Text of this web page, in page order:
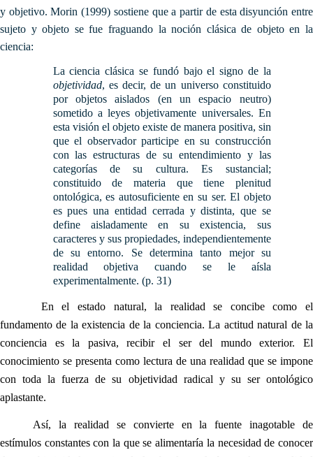
y objetivo. Morin (1999) sostiene que a partir de esta disyunción entre
sujeto y objeto se fue fraguando la noción clásica de objeto en la
ciencia:
La ciencia clásica se fundó bajo el signo de la
objetividad, es decir, de un universo constituido
por objetos aislados (en un espacio neutro)
sometido a leyes objetivamente universales. En
esta visión el objeto existe de manera positiva, sin
que el observador participe en su construcción
con las estructuras de su entendimiento y las
categorías de su cultura. Es sustancial;
constituido de materia que tiene plenitud
ontológica, es autosuficiente en su ser. El objeto
es pues una entidad cerrada y distinta, que se
define aisladamente en su existencia, sus
caracteres y sus propiedades, independientemente
de su entorno. Se determina tanto mejor su
realidad objetiva cuando se le aísla
experimentalmente. (p. 31)
En el estado natural, la realidad se concibe como el
fundamento de la existencia de la conciencia. La actitud natural de la
conciencia es la pasiva, recibir el ser del mundo exterior. El
conocimiento se presenta como lectura de una realidad que se impone
con toda la fuerza de su objetividad radical y su ser ontológico
aplastante.
Así, la realidad se convierte en la fuente inagotable de
estímulos constantes con la que se alimentaría la necesidad de conocer